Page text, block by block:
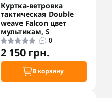
Куртка-ветровка
тактическая Double
weave Falcon цвет
мультикам, S
0
2 150 грн.
В корзину